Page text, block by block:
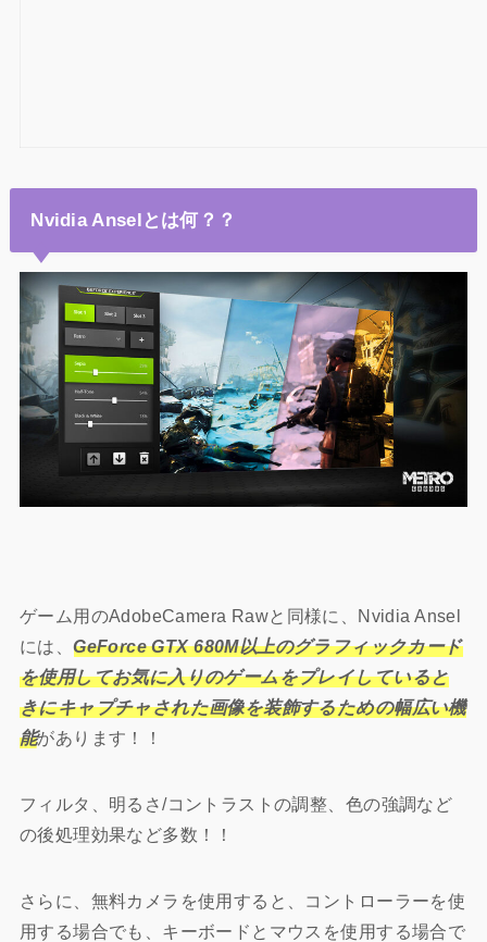
Nvidia Anselとは何？？
ゲーム用のAdobeCamera Rawと同様に、Nvidia Ansel
には、GeForce GTX 680M以上のグラフィックカード
を使用してお気に入りのゲームをプレイしていると
きにキャプチャされた画像を装飾するための幅広い機
能があります！！
フィルタ、明るさ/コントラストの調整、色の強調など
の後処理効果など多数！！
さらに、無料カメラを使用すると、コントローラーを使
用する場合でも、キーボードとマウスを使用する場合で